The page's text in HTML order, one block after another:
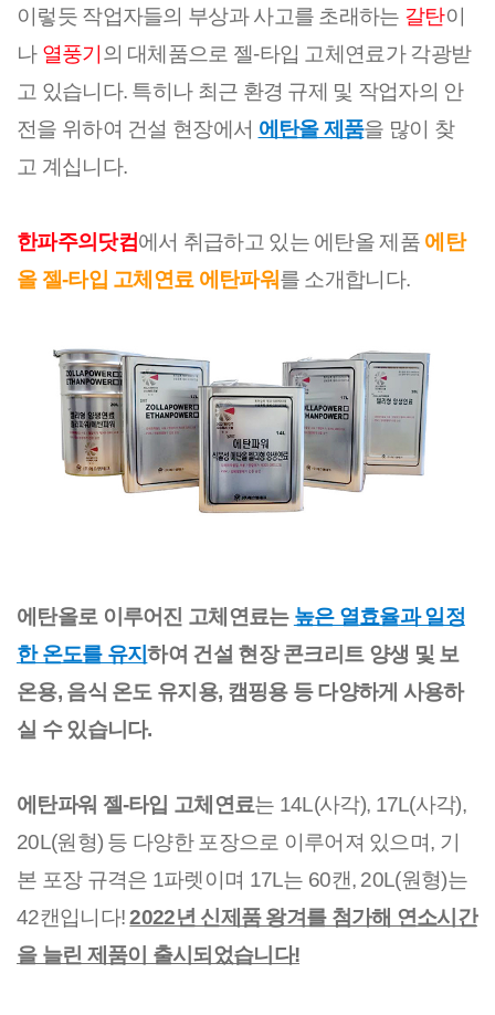
이렇듯 작업자들의 부상과 사고를 초래하는 갈탄이
나 열풍기 의 대체품으로 젤-타입 고체연료가 각광받
고 있습니다. ​특히나 최근 환경 규제 및 작업자의 안
전을 위하여 건설 현장에서 에탄올 제품을 많이 찾
고 계십니다.
한파주의닷컴에서 취급하고 있는 에탄올 제품 에탄
올 젤-타입 고체연료 에탄파워를 소개합니다.
에탄올로 이루어진 고체연료는 높은 열효율과 일정
한 온도를 유지하여 건설 현장 콘크리트 양생 및 보
온용, 음식 온도 유지용, 캠핑용 등 다양하게 사용하
실 수 있습니다.
에탄파워 젤-타입 고체연료는 14L(사각), 17L(사각),
20L(원형) 등 다양한 포장으로 이루어져 있으며, 기
본 포장 규격은 1파렛이며 17L는 60캔, 20L(원형)는
42캔입니다! 2022년 신제품 왕겨를 첨가해 연소시간
을 늘린 제품이 출시되었습니다!